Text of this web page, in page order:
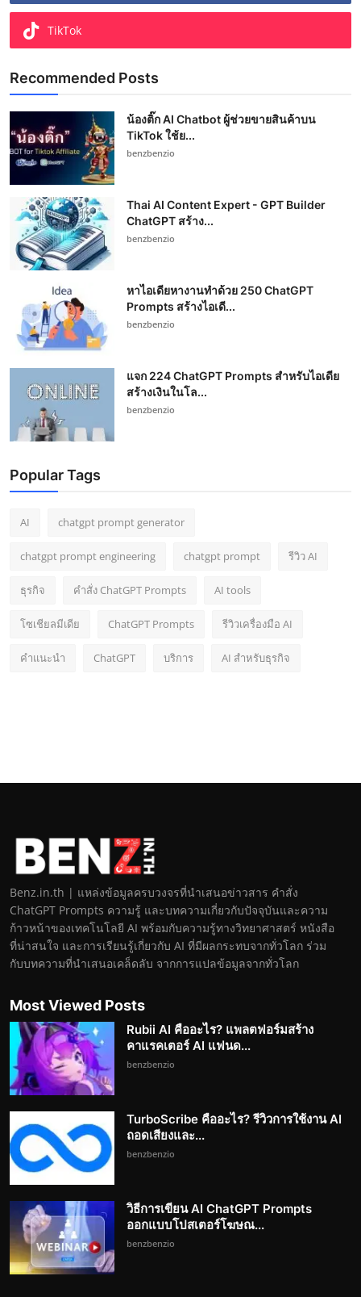
TikTok
Recommended Posts
น้องติ๊ก AI Chatbot ผู้ช่วยขายสินค้าบน
TikTok ใช้ย...
benzbenzio
Thai AI Content Expert - GPT Builder
ChatGPT สร้าง...
benzbenzio
หาไอเดียหางานทำด้วย 250 ChatGPT
Prompts สร้างไอเดี...
benzbenzio
แจก 224 ChatGPT Prompts สำหรับไอเดีย
สร้างเงินในโล...
benzbenzio
Popular Tags
AI chatgpt prompt generator
chatgpt prompt engineering chatgpt prompt รีวิว AI
ธุรกิจ คำสั่ง ChatGPT Prompts AI tools
โซเชียลมีเดีย ChatGPT Prompts รีวิวเครื่องมือ AI
คำแนะนำ ChatGPT บริการ AI สำหรับธุรกิจ
Benz.in.th | แหล่งข้อมูลครบวงจรที่นำเสนอข่าวสาร คำสั่ง
ChatGPT Prompts ความรู้ และบทความเกี่ยวกับปัจจุบันและความ
ก้าวหน้าของเทคโนโลยี AI พร้อมกับความรู้ทางวิทยาศาสตร์ หนังสือ
ที่น่าสนใจ และการเรียนรู้เกี่ยวกับ AI ที่มีผลกระทบจากทั่วโลก ร่วม
กับบทความที่นำเสนอเคล็ดลับ จากการแปลข้อมูลจากทั่วโลก
Most Viewed Posts
Rubii AI คืออะไร? แพลตฟอร์มสร้าง
คาแรคเตอร์ AI แฟนด...
benzbenzio
TurboScribe คืออะไร? รีวิวการใช้งาน AI
ถอดเสียงและ...
benzbenzio
วิธีการเขียน AI ChatGPT Prompts
ออกแบบโปสเตอร์โฆษณ...
benzbenzio